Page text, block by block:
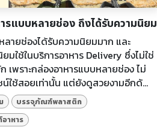
รแบบหลายช่อง ถึงได้รับความนิยม
ลายช่องได้รับความนิยมมาก และ
ใช้ในบริการอาหาร Delivery ซึ่งไม่ใช่
เพราะกล่องอาหารแบบหลายช่อง ไม่
น์ใช้สอยเท่านั้น แต่ยังดูสวยงามอีกด้...
บรรจุภัณฑ์พลาสติก
าหาร